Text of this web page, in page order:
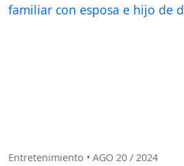
Entretenimiento • AGO 20 / 2024